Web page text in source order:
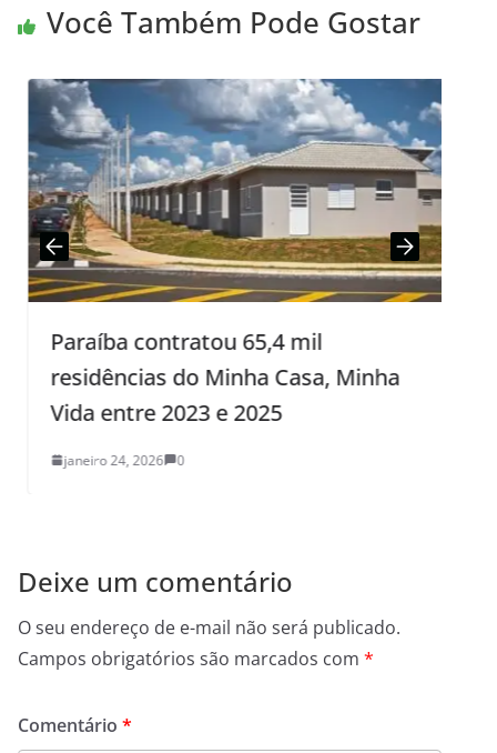
Você Também Pode Gostar
Paraíba contratou 65,4 mil
residências do Minha Casa, Minha
Vida entre 2023 e 2025
janeiro 24, 2026 0
Deixe um comentário
O seu endereço de e-mail não será publicado.
Campos obrigatórios são marcados com *
Comentário *